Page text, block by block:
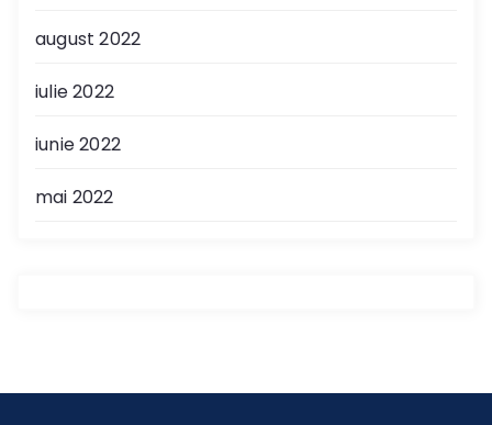
august 2022
iulie 2022
iunie 2022
mai 2022